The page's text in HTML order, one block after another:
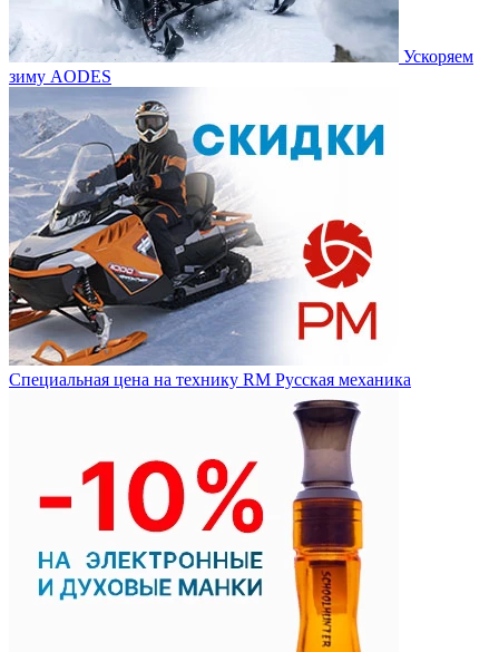
Ускоряем
зиму AODES
Специальная цена на технику RM Русская механика